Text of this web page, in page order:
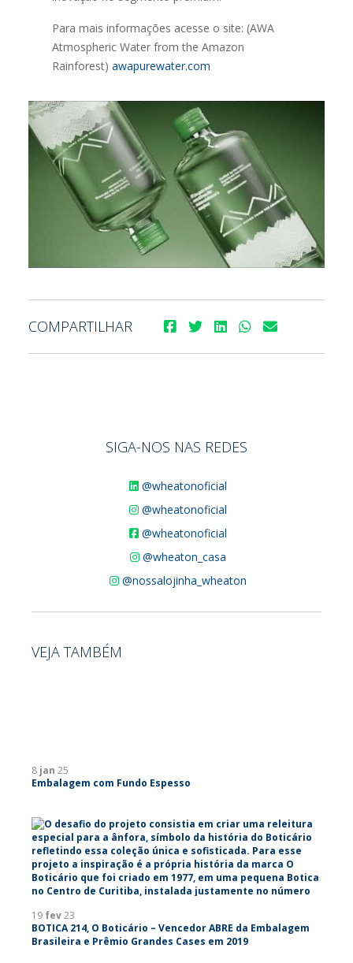
Para mais informações acesse o site: (AWA
Atmospheric Water from the Amazon
Rainforest)awapurewater.com
COMPARTILHAR
SIGA-NOS NAS REDES
@wheatonoficial
@wheatonoficial
@wheatonoficial
@wheaton_casa
@nossalojinha_wheaton
VEJA TAMBÉM
8 jan 25
Embalagem com Fundo Espesso
19 fev23
BOTICA 214, O Boticário – Vencedor ABRE da Embalagem
Brasileira e Prêmio Grandes Cases em 2019